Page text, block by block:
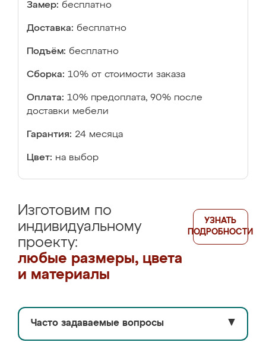
Замер: бесплатно
Доставка: бесплатно
Подъём: бесплатно
Сборка: 10% от стоимости заказа
Оплата: 10% предоплата, 90% после
доставки мебели
Гарантия: 24 месяца
Цвет: на выбор
Изготовим по
индивидуальному
проекту:
любые размеры, цвета
и материалы
УЗНАТЬ
ПОДРОБНОСТИ
Часто задаваемые вопросы ▼